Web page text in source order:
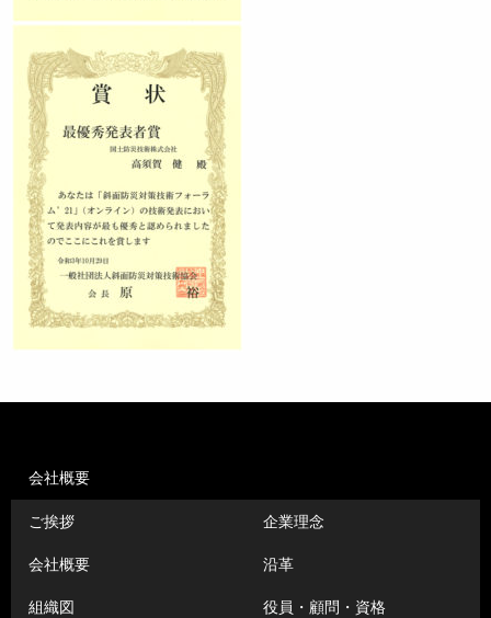
会社概要
ご挨拶 企業理念
会社概要 沿革
組織図 役員・顧問・資格